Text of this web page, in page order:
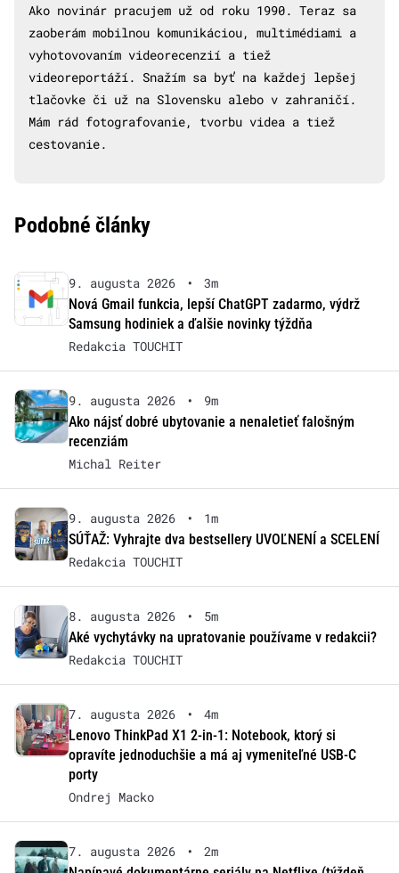
Ako novinár pracujem už od roku 1990. Teraz sa
zaoberám mobilnou komunikáciou, multimédiami a
vyhotovovaním videorecenzií a tiež
videoreportáží. Snažím sa byť na každej lepšej
tlačovke či už na Slovensku alebo v zahraničí.
Mám rád fotografovanie, tvorbu videa a tiež
cestovanie.
Podobné články
9. augusta 2026 •
3m
Nová Gmail funkcia, lepší ChatGPT zadarmo, výdrž
Samsung hodiniek a ďalšie novinky týždňa
Redakcia TOUCHIT
9. augusta 2026 •
9m
Ako nájsť dobré ubytovanie a nenaletieť falošným
recenziám
Michal Reiter
9. augusta 2026 •
1m
SÚŤAŽ: Vyhrajte dva bestsellery UVOĽNENÍ a SCELENÍ
Redakcia TOUCHIT
8. augusta 2026 •
5m
Aké vychytávky na upratovanie používame v redakcii?
Redakcia TOUCHIT
7. augusta 2026 •
4m
Lenovo ThinkPad X1 2-in-1: Notebook, ktorý si
opravíte jednoduchšie a má aj vymeniteľné USB-C
porty
Ondrej Macko
7. augusta 2026 •
2m